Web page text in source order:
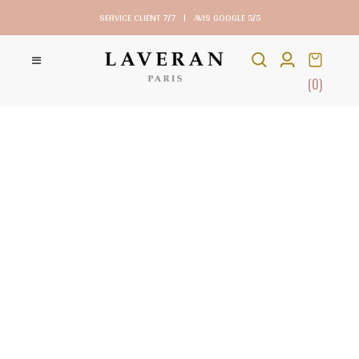
SERVICE CLIENT 7/7 | AVIS GOOGLE 5/5
(0)